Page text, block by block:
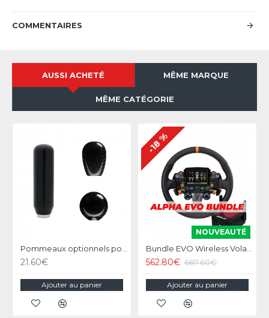
COMMENTAIRES
AUSSI ACHETÉ MÊME MARQUE
MÊME CATÉGORIE
Pommeaux optionnels pour Simagic DS-8X / Q1 / Q1s
21.60€
Ajouter au panier
NOUVEAUTÉ
-18 %
Bundle EVO Wireless Volant Simagic Zeus Sport Wheel
562.80€ 687.60€
Ajouter au panier